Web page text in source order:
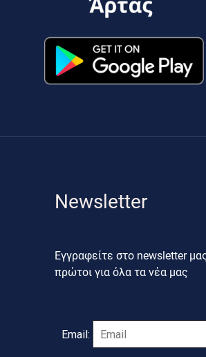
Newsletter
Εγγραφείτε στο newsletter
πρώτοι για όλα τα νέα μας
Email: